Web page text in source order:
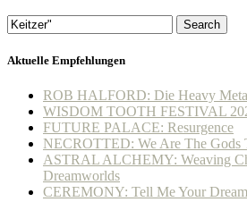
Search
Aktuelle Empfehlungen
ROB HALFORD: Die Heavy
WISDOM TOOTH FESTIVAL
FUTURE PALACE: Resurgence
NECROTTED: We Are The Gods
ASTRAL ALCHEMY: Weaving
Dreamworlds
CEREMONY: Tell Me Your Dream